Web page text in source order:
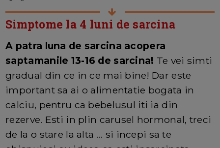
Simptome la 4 luni de sarcina
A patra luna de sarcina acopera
saptamanile 13-16 de sarcina! Te vei simti
gradual din ce in ce mai bine! Dar este
important sa ai o alimentatie bogata in
calciu, pentru ca bebelusul iti ia din
rezerve. Esti in plin carusel hormonal, treci
de la o stare la alta ... si incepi sa te